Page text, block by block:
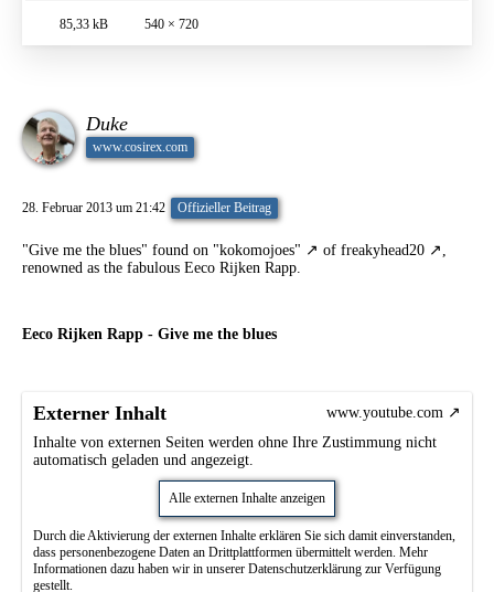
85,33 kB 540 × 720
Duke
www.cosirex.com
28. Februar 2013 um 21:42 Offizieller Beitrag
"Give me the blues" found on "kokomojoes" of freakyhead20
,
renowned as the fabulous Eeco Rijken Rapp.
Eeco Rijken Rapp - Give me the blues
Externer Inhalt
www.youtube.com
Inhalte von externen Seiten werden ohne Ihre Zustimmung nicht
automatisch geladen und angezeigt.
Alle externen Inhalte anzeigen
Durch die Aktivierung der externen Inhalte erklären Sie sich damit einverstanden,
dass personenbezogene Daten an Drittplattformen übermittelt werden. Mehr
Informationen dazu haben wir in unserer Datenschutzerklärung zur Verfügung
gestellt.